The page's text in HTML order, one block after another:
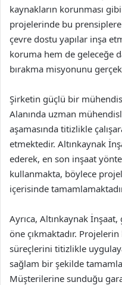
kaynakların korunması
projelerinde bu
çevre dostu yapılar inşa
koruma hem de geleceğe
bırakma misyonunu
Şirketin güçlü bir
Alanında uzman
aşamasında titizlikle
etmektedir. Altınkaynak
ederek, en son inşaat
kullanmakta, böylece
içerisinde
Ayrıca, Altınkaynak
öne çıkmaktadır.
süreçlerini titizlikle
sağlam bir şekilde
Müşterilerine sunduğu